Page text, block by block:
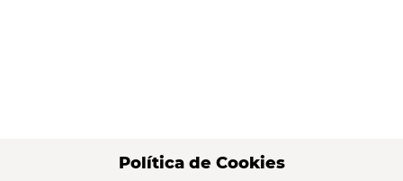
Política de Cookies